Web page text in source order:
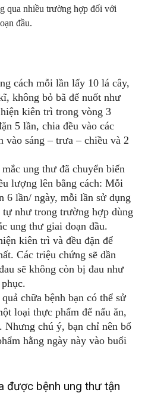
qua nhiều trường hợp đối với
đầu.
cách mỗi lần lấy 10 lá cây,
không bỏ bã để nuốt như
kiên trì trong vòng 3
5 lần, chia đều vào các
vào sáng – trưa – chiều và 2
ung thư đã chuyển biến
lượng lên bằng cách: Mỗi
6 lần/ ngày, mỗi lần sử dụng
như trong trường hợp dùng
ung thư giai đoạn đầu.
kiên trì và đều đặn để
Các triệu chứng sẽ dần
sẽ không còn bị đau như
chữa bệnh bạn có thể sử
loại thực phẩm để nấu ăn,
Nhưng chú ý, bạn chỉ nên bổ
hằng ngày này vào buổi
được bệnh ung thư tận